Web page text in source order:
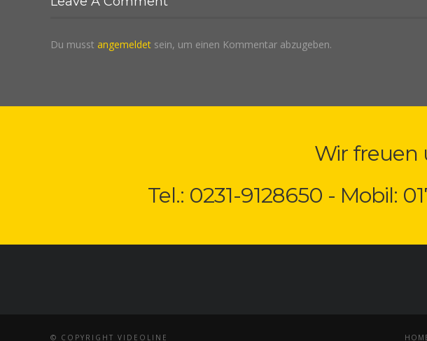
Du musst angemeldet sein, um einen Kommentar abzugeben.
Wir freuen
Tel.: 0231-9128650 - Mobil:
© COPYRIGHT VIDEOLINE